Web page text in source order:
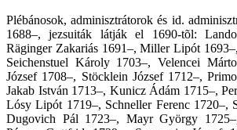
Plébánosok, adminisztrátorok és id.
1688–, jezsuiták látják el 1690-tõl:
Räginger Zakariás 1691–, Miller Lipót
Seichenstuel Károly 1703–, Velencei
József 1708–, Stöcklein József 1712–,
Jakab István 1713–, Kunicz Ádám 1715–,
Lósy Lipót 1719–, Schneller Ferenc 1720–,
Dugovich Pál 1723–, Mayr György